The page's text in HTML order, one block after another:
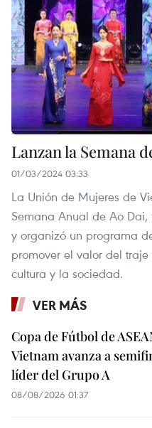
Lanzan la Semana
01/03/2024 03:33
La Unión de Mujeres de
Semana Anual de Ao
y organizó un programa
promover el valor del
cultura y la sociedad.
VER MÁS
Copa de Fútbol de
Vietnam avanza a
líder del Grupo A
08/08/2026 01:37